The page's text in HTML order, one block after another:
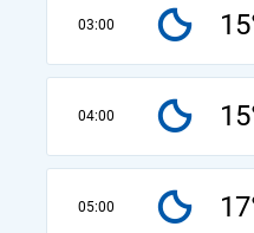
03:00
04:00
05:00